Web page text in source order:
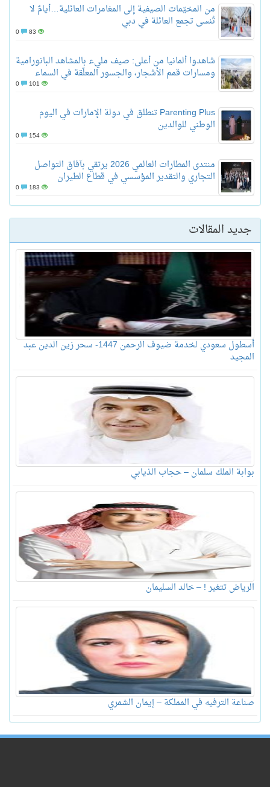
من المخيّمات الصيفية إلى المغامرات العائلية…أيامٌ لا
تُنسى تجمع العائلة في دبي
83
شاهدوا ألمانيا من أعلى: صيف مليء بالمشاهد البانورامية
ومسارات قمم الأشجار، والجسور المعلّقة في السماء
101
Parenting Plus تنطلق في دولة الإمارات في اليوم
الوطني للوالدين
154
منتدى المطارات العالمي 2026 يرتقي بآفاق التواصل
التجاري والتقدير المؤسسي في قطاع الطيران
183
جديد المقالات
أسطول سعودي لخدمة ضيوف الرحمن 1447- سحر زين الدين عبد
المجيد
بوابة الملك سلمان – حجاب الذيابي
الرياض تتغير ! – خالد السليمان
صناعة الترفيه في المملكة – إيمان الشمري